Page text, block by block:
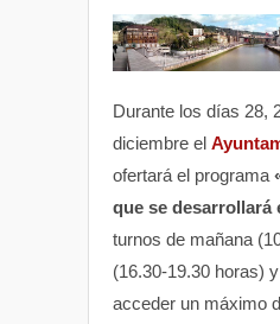
Durante los días 28,
diciembre el
ofertará el programa
que se desarrollará
turnos de mañana
(16.30-19.30 horas)
acceder un máximo